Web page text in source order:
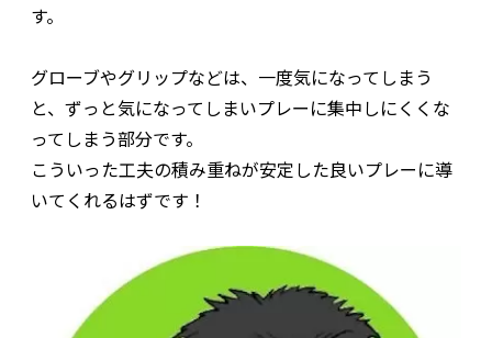
す。
グローブやグリップなどは、一度気になってしまう
と、ずっと気になってしまいプレーに集中しにくくな
ってしまう部分です。
こういった工夫の積み重ねが安定した良いプレーに導
いてくれるはずです！